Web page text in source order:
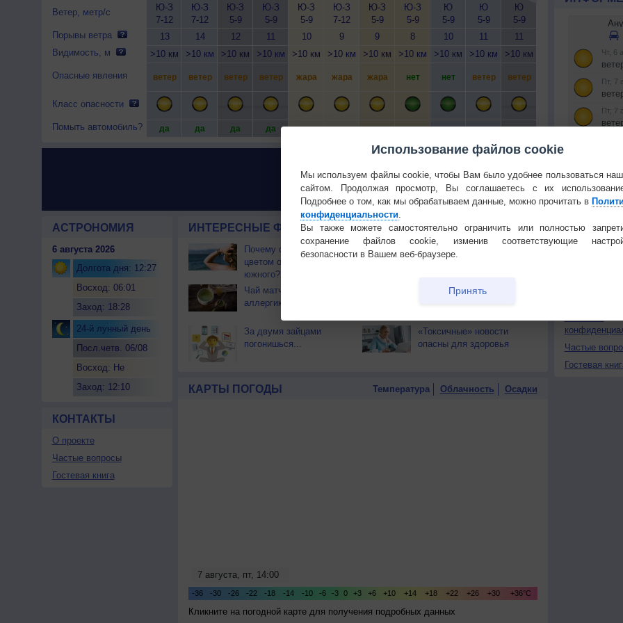
Ветер, метр/с
Порывы ветра
Видимость, м
Опасные явления
Класс опасности
Помыть автомобиль?
Ю-З
7-12
13
>10 км
ветер
да
Ю-З
7-12
14
>10 км
ветер
да
Ю-З
5-9
12
>10 км
ветер
да
Ю-З
5-9
11
>10 км
ветер
да
Ю-З
5-9
10
>10 км
жара
да
Ю-З
7-12
9
>10 км
жара
да
Ю-З
5-9
9
>10 км
жара
да
Ю-З
5-9
8
>10 км
нет
да
Ю
5-9
10
>10 км
нет
да
Ю
5-9
11
>10 км
ветер
да
Ю
5-9
11
>10 км
ветер
да да
>10 км
жара
да
АСТРОНОМИЯ
6 августа 2026
Долгота дня: 12:27
Восход: 06:01
Заход: 18:28
24-й лунный день
Посл.четв. 06/08
Восход: Не
Заход: 12:10
КОНТАКТЫ
О проекте
Частые вопросы
Гостевая книга
ИНТЕРЕСНЫЕ ФАКТЫ О ПРИРОДЕ И ЧЕЛОВЕКЕ
Почему северный загар
цветом отличается от
южного?
Букет сирени вреден для
здоровья
Чай матча может помочь
аллергикам
Почему при высокой
За двумя зайцами
погонишься...
«Токсичные» новости
опасны для здоровья
КАРТЫ ПОГОДЫ Температура Облачность Осадки
Кликните на погодной карте для получения подробных данных
РЕКЛАМА
Частые
Гостевая
Использование файлов cookie
Мы используем файлы cookie, чтобы Вам было удобнее пользоваться
сайтом. Продолжая просмотр, Вы соглашаетесь с их
Подробнее о том, как мы обрабатываем данные, можно прочитать в
конфиденциальности.
Вы также можете самостоятельно ограничить или полностью
сохранение файлов cookie, изменив соответствующие
безопасности в Вашем веб-браузере.
Принять